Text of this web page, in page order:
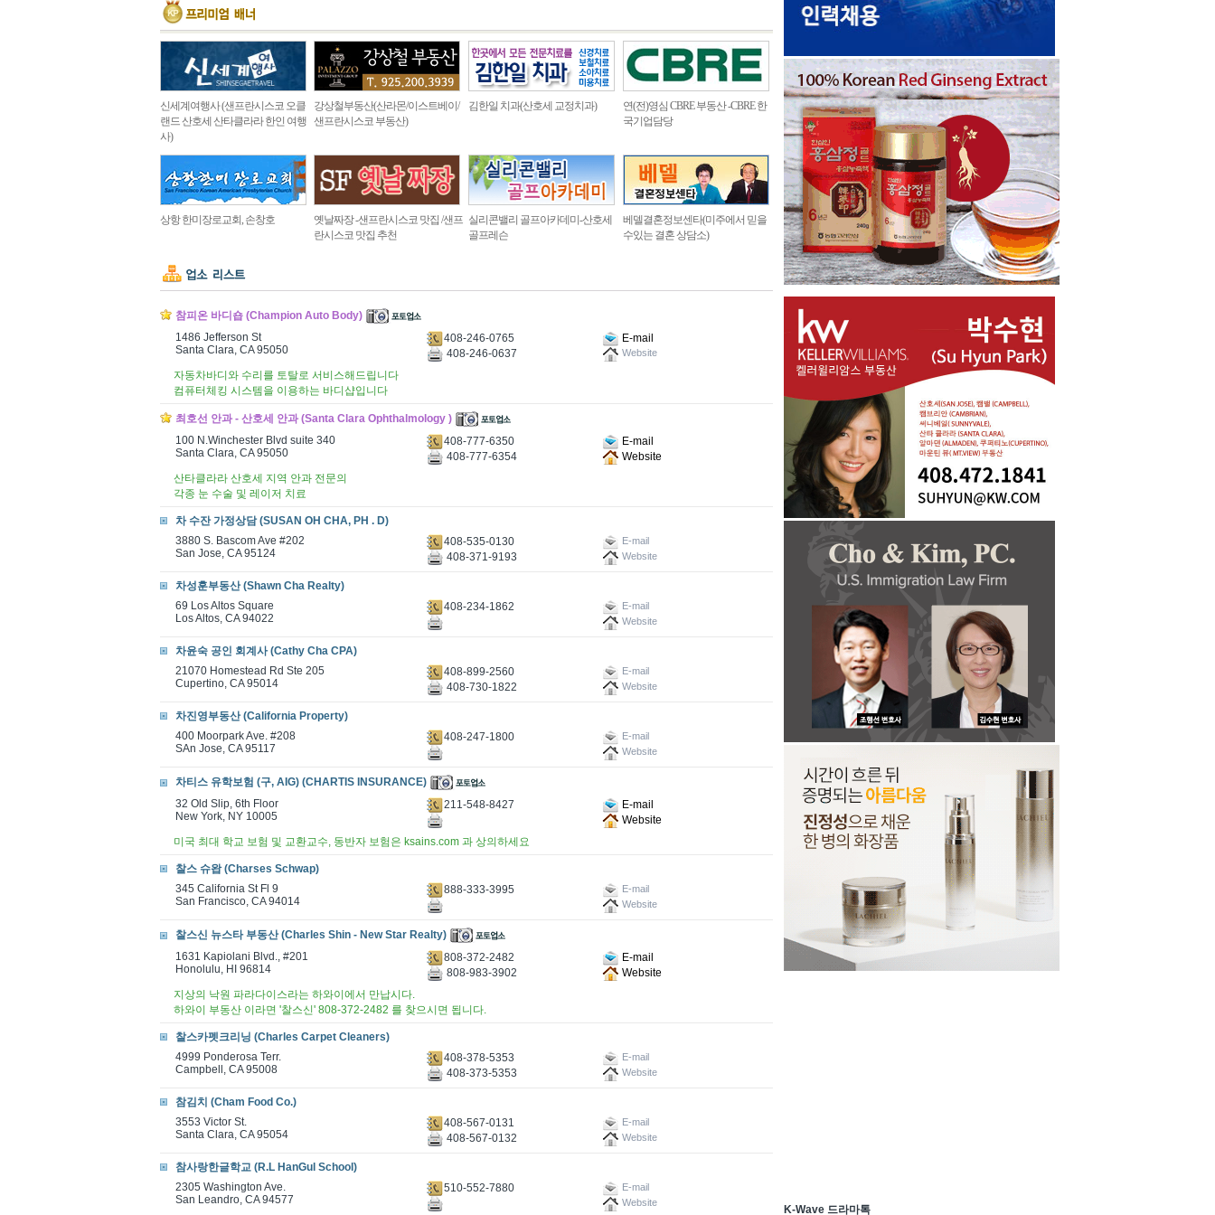
신세계여행사 (샌프란시스코 오클
랜드 산호세 산타클라라 한인 여행
사)
강상철부동산(산라몬/이스트베이/
샌프란시스코 부동산)
김한일 치과(산호세 교정치과)
연(전)영심 CBRE 부동산 -CBRE 한
국기업담당
상항 한미장로교회, 손창호
옛날짜장 -샌프란시스코 맛집 /샌프
란시스코 맛집 추천
실리콘밸리 골프아카데미-산호세
골프레슨
베델결혼정보센타(미주에서 믿을
수있는 결혼 상담소)
참피온 바디숍 (Champion Auto Body)
1486 Jefferson St
Santa Clara, CA 95050
408-246-0765
E-mail
408-246-0637
Website
자동차바디와 수리를 토탈로 서비스해드립니다
컴퓨터체킹 시스템을 이용하는 바디샵입니다
최호선 안과 - 산호세 안과 (Santa Clara Ophthalmology )
100 N.Winchester Blvd suite 340
Santa Clara, CA 95050
408-777-6350
E-mail
408-777-6354
Website
산타클라라 산호세 지역 안과 전문의
각종 눈 수술 및 레이저 치료
차 수잔 가정상담 (SUSAN OH CHA, PH . D)
3880 S. Bascom Ave #202
San Jose, CA 95124
408-535-0130 E-mail
408-371-9193 Website
차성훈부동산 (Shawn Cha Realty)
69 Los Altos Square
Los Altos, CA 94022
408-234-1862
E-mail
Website
차윤숙 공인 회계사 (Cathy Cha CPA)
21070 Homestead Rd Ste 205
Cupertino, CA 95014
408-899-2560 E-mail
408-730-1822 Website
차진영부동산 (California Property)
400 Moorpark Ave. #208
SAn Jose, CA 95117
408-247-1800
E-mail
Website
차티스 유학보험 (구, AIG) (CHARTIS INSURANCE)
32 Old Slip, 6th Floor
New York, NY 10005
211-548-8427
E-mail
Website
미국 최대 학교 보험 및 교환교수, 동반자 보험은 ksains.com 과 상의하세요
찰스 슈왑 (Charses Schwap)
345 California St Fl 9
San Francisco, CA 94014
888-333-3995
E-mail
Website
찰스신 뉴스타 부동산 (Charles Shin - New Star Realty)
1631 Kapiolani Blvd., #201
Honolulu, HI 96814
808-372-2482
E-mail
808-983-3902
Website
지상의 낙원 파라다이스라는 하와이에서 만납시다.
하와이 부동산 이라면 '찰스신' 808-372-2482 를 찾으시면 됩니다.
찰스카펫크리닝 (Charles Carpet Cleaners)
4999 Ponderosa Terr.
Campbell, CA 95008
408-378-5353 E-mail
408-373-5353 Website
참김치 (Cham Food Co.)
3553 Victor St.
Santa Clara, CA 95054
408-567-0131 E-mail
408-567-0132 Website
참사랑한글학교 (R.L HanGul School)
2305 Washington Ave.
San Leandro, CA 94577
510-552-7880
E-mail
Website
K-Wave 드라마톡